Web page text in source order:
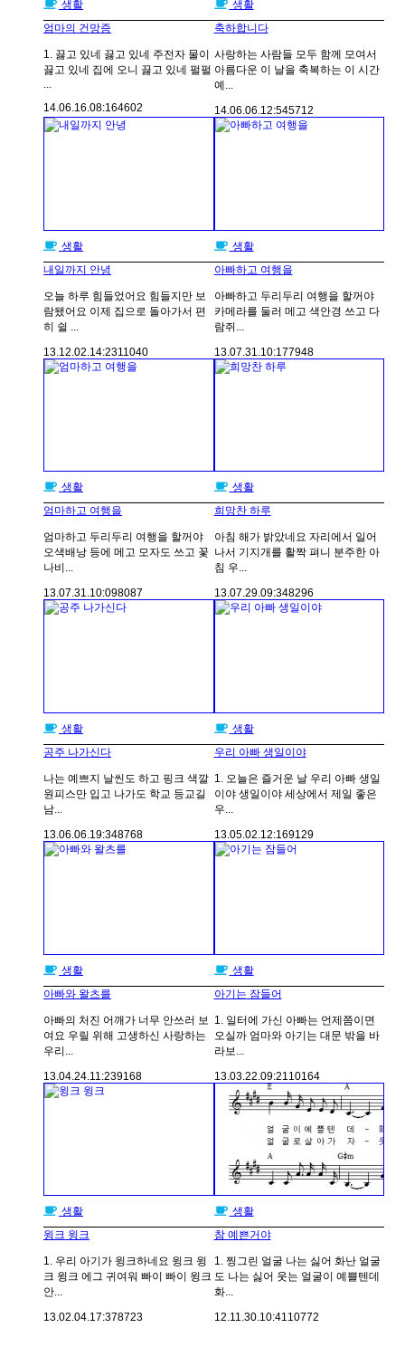
생활
엄마의 건망증
1. 끓고 있네 끓고 있네 주전자 물이
끓고 있네 집에 오니 끓고 있네 펄펄
...
14.06.16.08:164602
생활
축하합니다
사랑하는 사람들 모두 함께 모여서
아름다운 이 날을 축복하는 이 시간
예...
14.06.06.12:545712
생활
내일까지 안녕
오늘 하루 힘들었어요 힘들지만 보
람됐어요 이제 집으로 돌아가서 편
히 쉴 ...
13.12.02. 14:2311040
생활
아빠하고 여행을
아빠하고 두리두리 여행을 할꺼야
카메라를 둘러 메고 색안경 쓰고 다
람쥐...
13.07.31. 10:177948
생활
엄마하고 여행을
엄마하고 두리두리 여행을 할꺼야
오색배낭 등에 메고 모자도 쓰고 꽃
나비...
13.07.31.10:098087
생활
희망찬 하루
아침 해가 밝았네요 자리에서 일어
나서 기지개를 활짝 펴니 분주한 아
침 우...
13.07.29.09:348296
생활
공주 나가신다
나는 예쁘지 날씬도 하고 핑크 색깔
원피스만 입고 나가도 학교 등교길
남...
13.06.06.19:348768
생활
우리 아빠 생일이야
1. 오늘은 즐거운 날 우리 아빠 생일
이야 생일이야 세상에서 제일 좋은
우...
13.05.02.12:169129
생활
아빠와 왈츠를
아빠의 처진 어깨가 너무 안쓰러 보
여요 우릴 위해 고생하신 사랑하는
우리...
13.04.24. 11:239168
생활
아기는 잠들어
1. 일터에 가신 아빠는 언제쯤이면
오실까 엄마와 아기는 대문 밖을 바
라보...
13.03.22. 09:21 10164
생활
윙크 윙크
1. 우리 아기가 윙크하네요 윙크 윙
크 윙크 에그 귀여워 빠이 빠이 윙크
안...
13.02.04.17:378723
생활
참 예쁜거야
1. 찡그린 얼굴 나는 싫어 화난 얼굴
도 나는 싫어 웃는 얼굴이 예쁠텐데
화...
12.11.30.10:4110772